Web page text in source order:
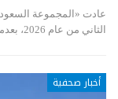
عادت «المجموعة
الثاني من عام 2026، بعدما سجلت صافي ربح بلغ…
أخبار صحفية